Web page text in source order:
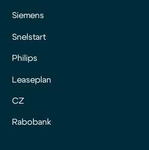
Siemens
Snelstart
Philips
Leaseplan
CZ
Rabobank